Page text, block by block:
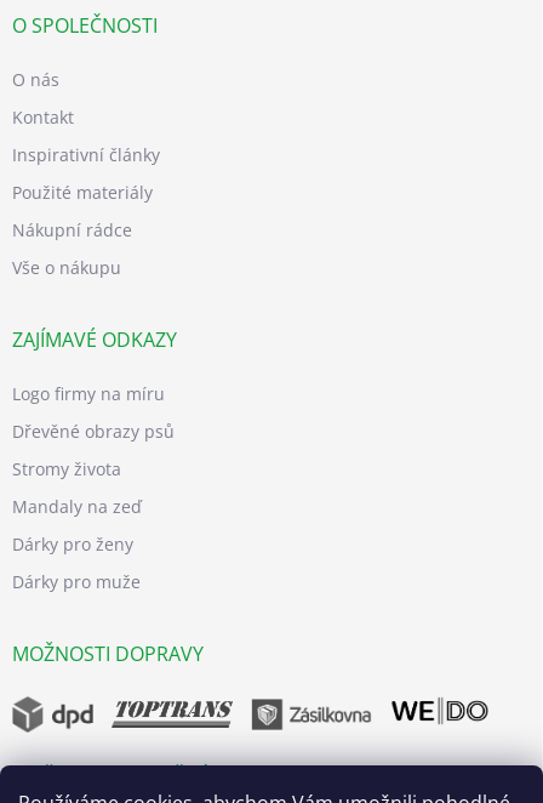
O SPOLEČNOSTI
O nás
Kontakt
Inspirativní články
Použité materiály
Nákupní rádce
Vše o nákupu
ZAJÍMAVÉ ODKAZY
Logo firmy na míru
Dřevěné obrazy psů
Stromy života
Mandaly na zeď
Dárky pro ženy
Dárky pro muže
MOŽNOSTI DOPRAVY